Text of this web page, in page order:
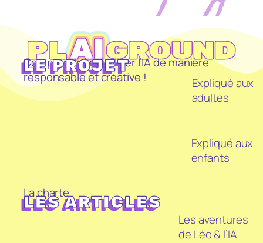
Comprendre et utiliser l’IA de manière
responsable et créative !
LE PROJET
Expliqué aux
adultes
Expliqué aux
enfants
La charte
LES ARTICLES
Les aventures
de Léo & l’IA